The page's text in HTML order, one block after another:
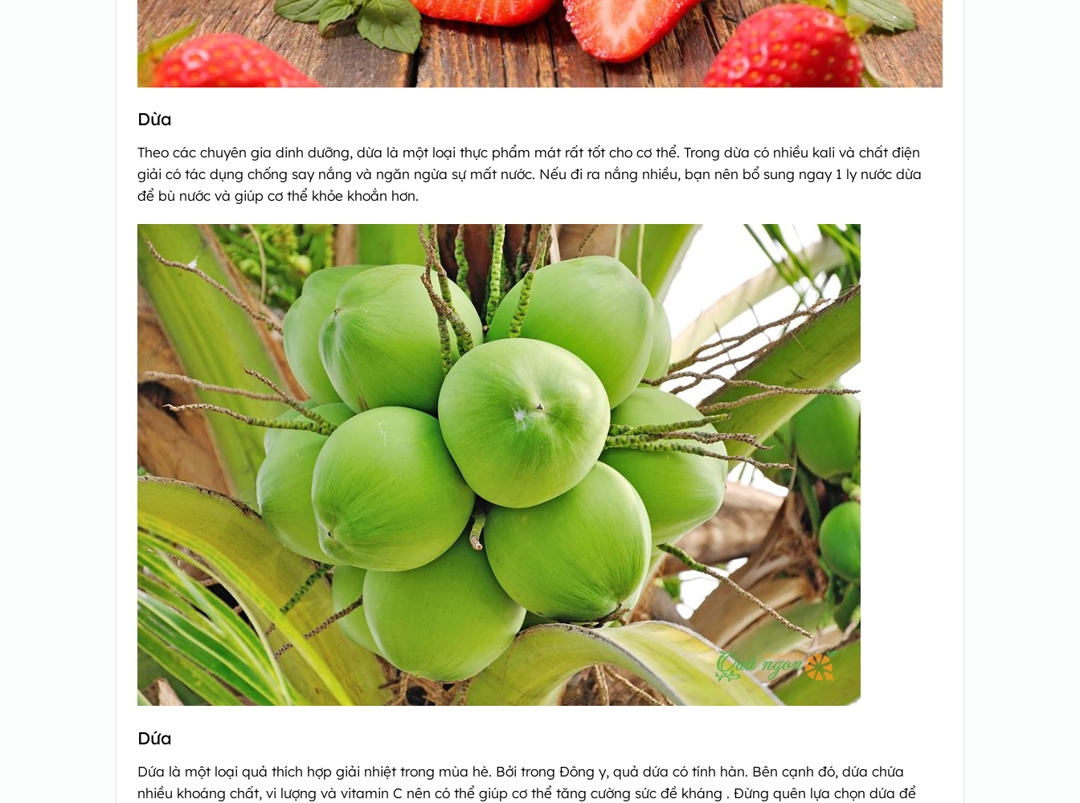
Dừa
Theo các chuyên gia dinh dưỡng, dừa là một loại thực phẩm mát rất tốt cho cơ thể. Trong dừa có nhiều kali và chất điện
giải có tác dụng chống say nắng và ngăn ngừa sự mất nước. Nếu đi ra nắng nhiều, bạn nên bổ sung ngay 1 ly nước dừa
để bù nước và giúp cơ thể khỏe khoắn hơn.
Dứa
Dứa là một loại quả thích hợp giải nhiệt trong mùa hè. Bởi trong Đông y, quả dứa có tính hàn. Bên cạnh đó, dứa chứa
nhiều khoáng chất, vi lượng và vitamin C nên có thể giúp cơ thể tăng cường sức đề kháng . Đừng quên lựa chọn dứa để